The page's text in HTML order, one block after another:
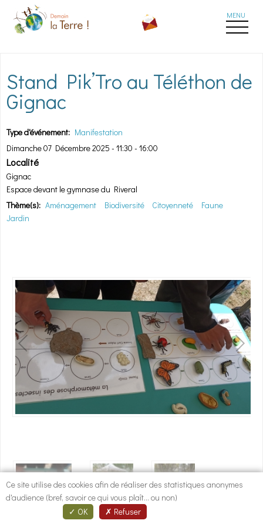
Aller au contenu principal
Stand Pik’Tro au Téléthon de
Gignac
Type d'événement: Manifestation
Dimanche 07 Décembre 2025 - 11:30 - 16:00
Localité
Gignac
Espace devant le gymnase du Riveral
Thème(s): Aménagement Biodiversité Citoyenneté
Faune
Jardin
Descriptif
Parmi les animations du Téléthon à Gignac (voir programme ci-joint),
Ce site utilise des cookies afin de réaliser des statistiques anonymes
d'audience (bref, savoir ce qui vous plaît... ou non)
OK
Refuser